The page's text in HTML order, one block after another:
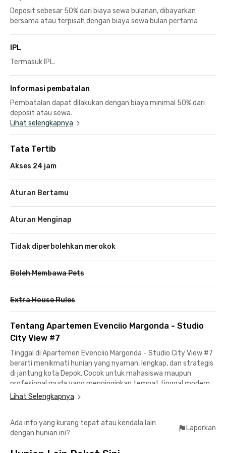
Deposit sebesar 50% dari biaya sewa bulanan, dibayarkan
bersama atau terpisah dengan biaya sewa bulan pertama
IPL
Termasuk IPL.
Informasi pembatalan
Pembatalan dapat dilakukan dengan biaya minimal 50% dari
deposit atau sewa.
Lihat selengkapnya
Tata Tertib
Akses 24 jam
Aturan Bertamu
Aturan Menginap
Tidak diperbolehkan merokok
Boleh Membawa Pets
Extra House Rules
Tentang Apartemen Evenciio Margonda - Studio
City View #7
Tinggal di Apartemen Evenciio Margonda - Studio City View #7
berarti menikmati hunian yang nyaman, lengkap, dan strategis
di jantung kota Depok. Cocok untuk mahasiswa maupun
profesional muda yang menginginkan tempat tinggal modern
dan praktis.
Indonesia (UI) dan 5 menit ke Universitas Gunadarma. Selain
dekat kampus, kamu juga mudah menjangkau pusat hiburan
Lihat Selengkapnya
Ada info yang kurang tepat atau kendala lain
dengan hunian ini?
Laporkan